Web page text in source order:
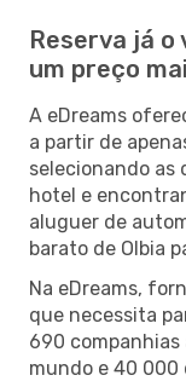
Reserva já o
um preço
A eDreams
a partir de
selecionando as
hotel e
aluguer de
barato de Olbia
Na eDreams,
que necessita
690 companhias
mundo e 40 000